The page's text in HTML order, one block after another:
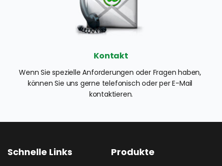
Kontakt
Wenn Sie spezielle Anforderungen oder Fragen haben,
können Sie uns gerne telefonisch oder per E-Mail
kontaktieren.
Schnelle Links Produkte